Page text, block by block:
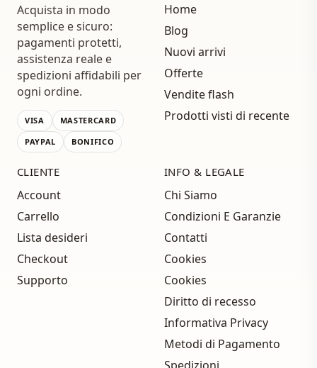
Acquista in modo
semplice e sicuro:
pagamenti protetti,
assistenza reale e
spedizioni affidabili per
ogni ordine.
VISA
MASTERCARD
PAYPAL
BONIFICO
Home
Blog
Nuovi arrivi
Offerte
Vendite flash
Prodotti visti di recente
CLIENTE
Account
Carrello
Lista desideri
Checkout
Supporto
INFO & LEGALE
Chi Siamo
Condizioni E Garanzie
Contatti
Cookies
Cookies
Diritto di recesso
Informativa Privacy
Metodi di Pagamento